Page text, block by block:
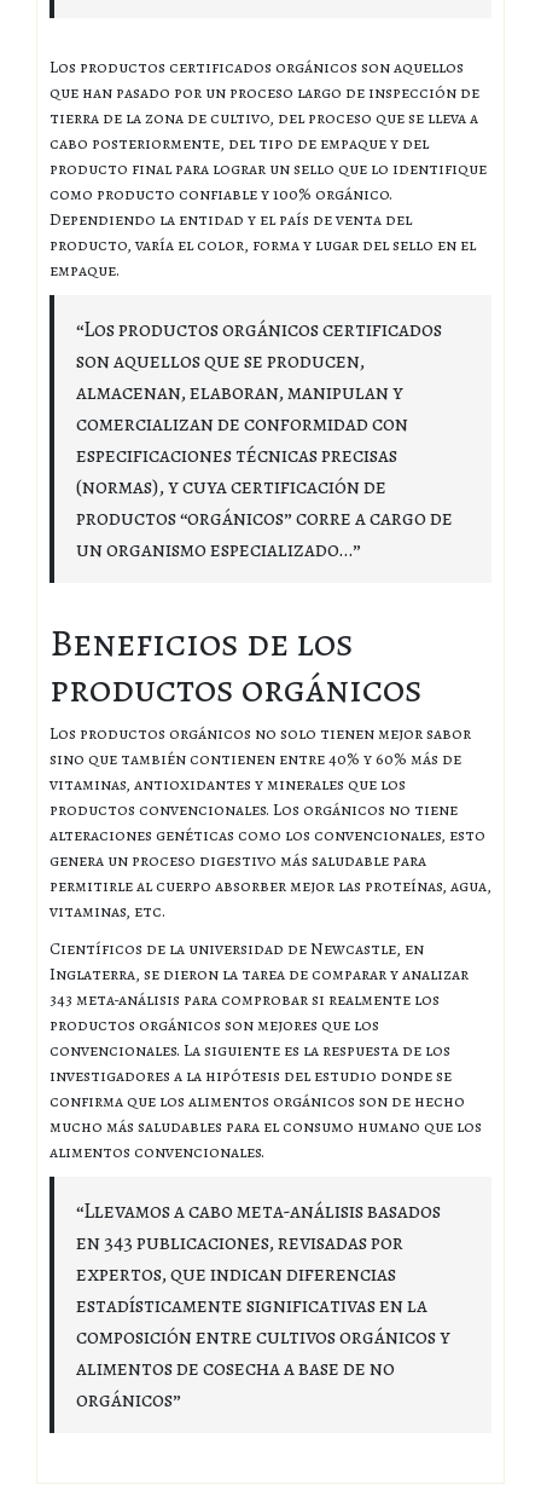
Los productos certificados orgánicos son aquellos
que han pasado por un proceso largo de inspección de
tierra de la zona de cultivo, del proceso que se lleva a
cabo posteriormente, del tipo de empaque y del
producto final para lograr un sello que lo identifique
como producto confiable y 100% orgánico.
Dependiendo la entidad y el país de venta del
producto, varía el color, forma y lugar del sello en el
empaque.
“Los productos orgánicos certificados
son aquellos que se producen,
almacenan, elaboran, manipulan y
comercializan de conformidad con
especificaciones técnicas precisas
(normas), y cuya certificación de
productos “orgánicos” corre a cargo de
un organismo especializado…”
Beneficios de los
productos orgánicos
Los productos orgánicos no solo tienen mejor sabor
sino que también contienen entre 40% y 60% más de
vitaminas, antioxidantes y minerales que los
productos convencionales. Los orgánicos no tiene
alteraciones genéticas como los convencionales, esto
genera un proceso digestivo más saludable para
permitirle al cuerpo absorber mejor las proteínas, agua,
vitaminas, etc.
Científicos de la universidad de Newcastle, en
Inglaterra, se dieron la tarea de comparar y analizar
343 meta-análisis para comprobar si realmente los
productos orgánicos son mejores que los
convencionales. La siguiente es la respuesta de los
investigadores a la hipótesis del estudio donde se
confirma que los alimentos orgánicos son de hecho
mucho más saludables para el consumo humano que los
alimentos convencionales.
“Llevamos a cabo meta-análisis basados
en 343 publicaciones, revisadas por
expertos, que indican diferencias
estadísticamente significativas en la
composición entre cultivos orgánicos y
alimentos de cosecha a base de no
orgánicos”